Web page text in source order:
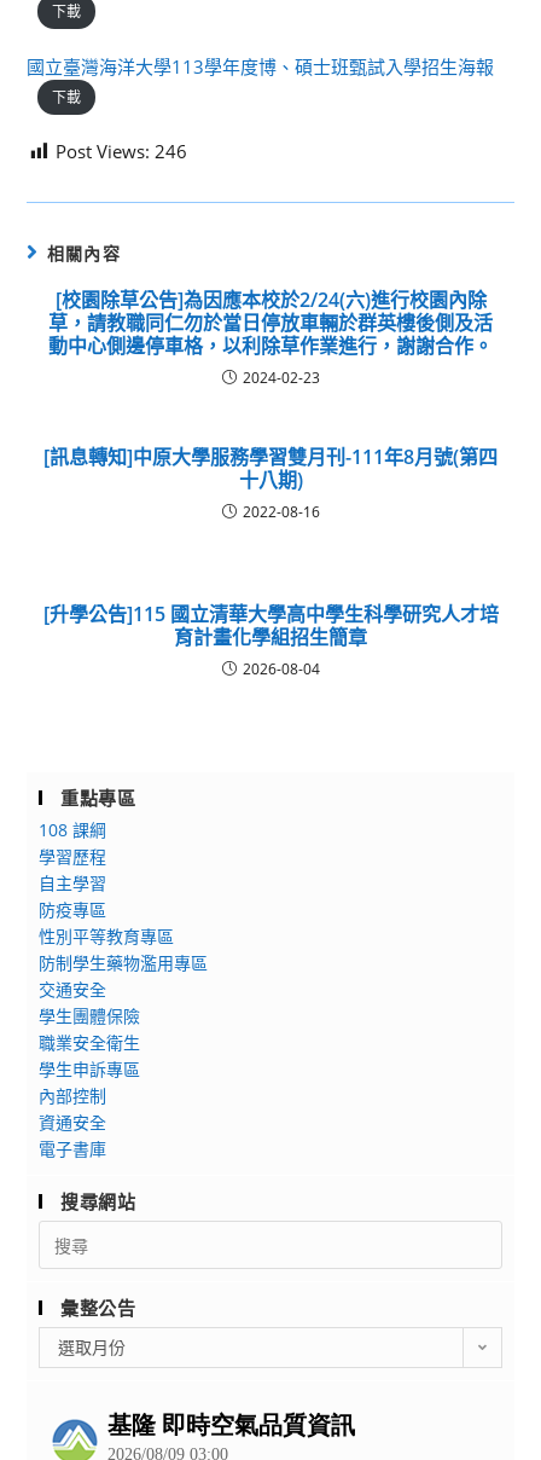
下載
國立臺灣海洋大學113學年度博、碩士班甄試入學招生海報
下載
Post Views: 246
相關內容
[校園除草公告]為因應本校於2/24(六)進行校園內除
草，請教職同仁勿於當日停放車輛於群英樓後側及活
動中心側邊停車格，以利除草作業進行，謝謝合作。
2024-02-23
[訊息轉知]中原大學服務學習雙月刊-111年8月號(第四
十八期)
2022-08-16
[升學公告]115 國立清華大學高中學生科學研究人才培
育計畫化學組招生簡章
2026-08-04
重點專區
108 課綱
學習歷程
自主學習
防疫專區
性別平等教育專區
防制學生藥物濫用專區
交通安全
學生團體保險
職業安全衛生
學生申訴專區
內部控制
資通安全
電子書庫
搜尋網站
Search
for:
彙整公告
整
選取月份